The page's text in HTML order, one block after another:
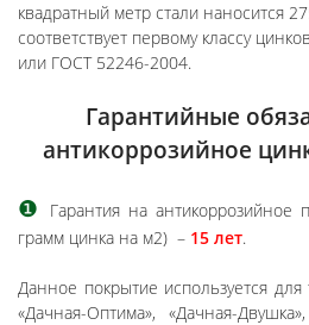
квадратный метр стали наносится
соответствует первому классу
или ГОСТ 52246-2004.
Гарантийные
антикоррозийное
❶
Гарантия на антикоррозийное
грамм цинка на м2) – 15 лет.
Данное покрытие используется для
«Дачная-Оптима», «Дачная-Двушка»,